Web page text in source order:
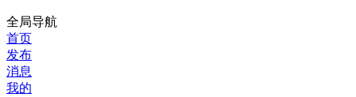
全局导航
首页
发布
消息
我的